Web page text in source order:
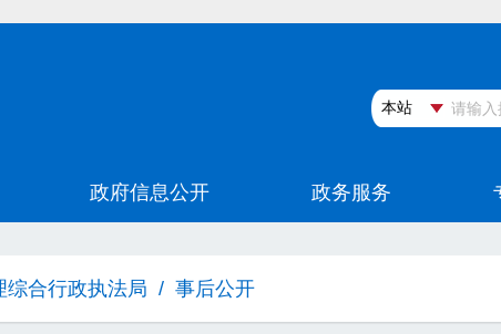
综合行政执法局 / 事后公开